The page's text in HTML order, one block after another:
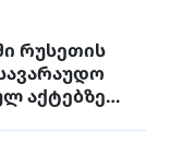
რუსეთის
აქტებზე